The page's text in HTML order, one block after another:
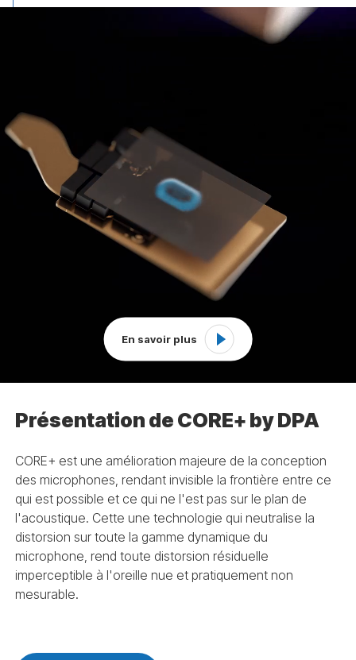
Présentation de CORE+ by DPA
CORE+ est une amélioration majeure de la conception
des microphones, rendant invisible la frontière entre ce
qui est possible et ce qui ne l'est pas sur le plan de
l'acoustique. Cette une technologie qui neutralise la
distorsion sur toute la gamme dynamique du
microphone, rend toute distorsion résiduelle
imperceptible à l'oreille nue et pratiquement non
mesurable.
En savoir plus